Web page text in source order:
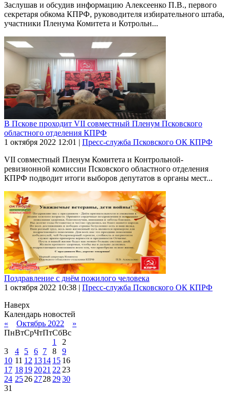
Заслушав и обсудив информацию Алексеенко П.В., первого
секретаря обкома КПРФ, руководителя избирательного штаба,
участники Пленума Комитета и Котрольн...
В Пскове проходит VII совместный Пленум Псковского
областного отделения КПРФ
1 октября 2022 12:01 | Пресс-служба Псковского ОК КПРФ
VII совместный Пленум Комитета и Контрольной-
ревизионной комиссии Псковского областного отделения
КПРФ подводит итоги выборов депутатов в органы мест...
Поздравление с днём пожилого человека
1 октября 2022 10:38 | Пресс-служба Псковского ОК КПРФ
Наверх
Календарь новостей
«
Октябрь 2022
»
ПнВтСрЧтПтСбВс
1
2
3
4 5 6 7 8
9
10 11 12 1314 15 16
17 1819 2021 22 23
24 2526 2728 2930
31